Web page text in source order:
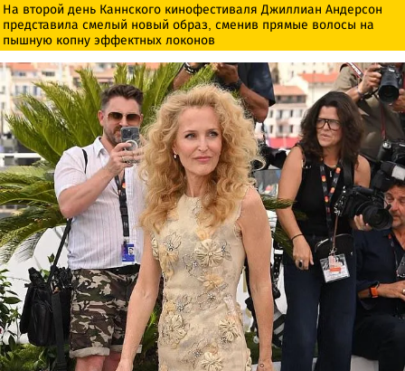
На второй день Каннского кинофестиваля Джиллиан Андерсон
представила смелый новый образ, сменив прямые волосы на
пышную копну эффектных локонов